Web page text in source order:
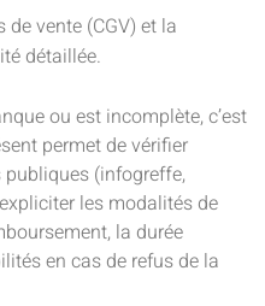
vente (CGV) et la
détaillée.
ou est incomplète, c’est
permet de vérifier
publiques (infogreffe,
les modalités de
la durée
en cas de refus de la